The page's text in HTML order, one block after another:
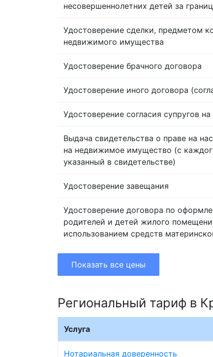
несовершеннолетних детей за
Удостоверение сделки, предметом
недвижимого имущества
Удостоверение брачного договора
Удостоверение иного договора
Удостоверение согласия супругов
Выдача свидетельства о праве на
на недвижимое имущество (с
указанный в свидетельстве)
Удостоверение завещания
Удостоверение договора по
родителей и детей жилого
использованием средств
Показать все цены
Региональный тариф в
Услуга
Нотариальная доверенность